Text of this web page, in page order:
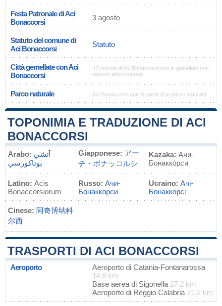
Festa Patronale di Aci
Bonaccorsi
3 agosto
Statuto del comune di
Aci Bonaccorsi
Statuto
Città gemellate con Aci
Bonaccorsi
Il Comune di Aci Bonaccorsi non è gemellato con
nessun altro comune.
Parco naturale Aci Bonaccorsi non fa parte d'un parco naturale
TOPONIMIA E TRADUZIONE DI ACI
BONACCORSI
Arabo: آتشي
بوناكورسي
Giapponese: アー
チ・ボナッコルシ
Kazaka: Ачи-
Бонаккорси
Latino: Acis
Bonaccorsiorum
Russo: Ачи-
Бонаккорси
Ucraino: Ачі-
Бонаккорсі
Cinese: 阿奇博纳科
尔西
TRASPORTI DI ACI BONACCORSI
Aeroporto
Aeroporto di Catania-Fontanarossa
14.8 km
Base aerea di Sigonella 27.2 km
Aeroporto di Reggio Calabria 71.2 km